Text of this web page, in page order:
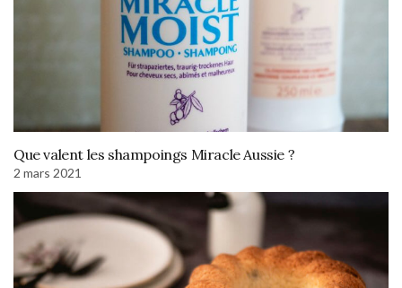
Que valent les shampoings Miracle Aussie ?
2 mars 2021